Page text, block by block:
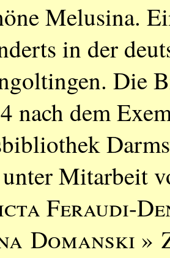
Melusina.
in der
Die
nach dem
unter Mitarbeit
Feraudi-
Domanski »